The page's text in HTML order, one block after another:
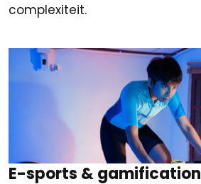
complexiteit.
E-sports & gamification